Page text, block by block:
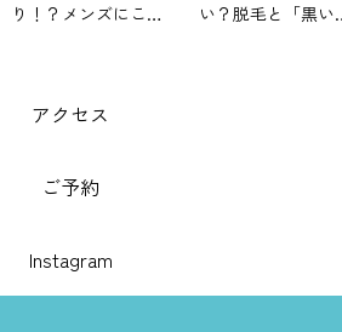
り！？メンズにこそ
い？脱毛と「黒い
アクセス
ご予約
Instagram